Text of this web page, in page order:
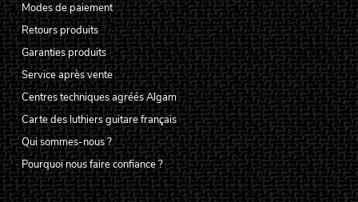
Modes de paiement
Retours produits
Garanties produits
Service après vente
Centres techniques agréés Algam
Carte des luthiers guitare français
Qui sommes-nous ?
Pourquoi nous faire confiance ?